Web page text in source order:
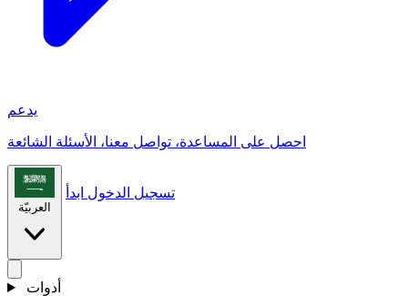
يدعم
احصل على المساعدة، تواصل معنا، الأسئلة الشائعة
العربيّة
تسجيل الدخول ابدأ
أدوات